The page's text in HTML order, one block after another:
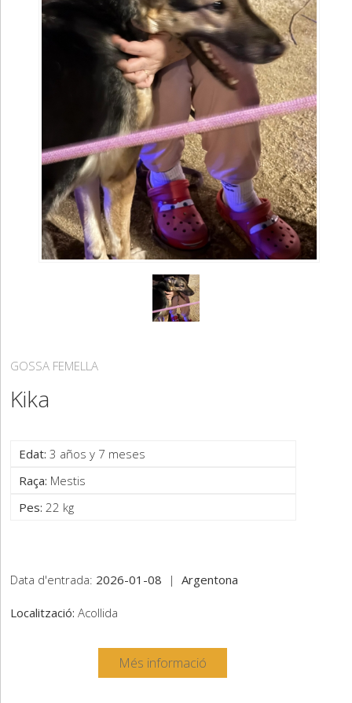
GOSSA FEMELLA
Kika
Edat: 3 años y 7 meses
Raça: Mestis
Pes: 22 kg
Data d'entrada: 2026-01-08 |Argentona
Localització: Acollida
Més informació